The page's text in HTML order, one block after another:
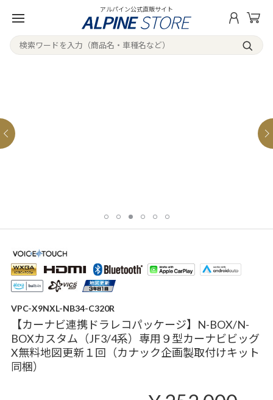
アルパイン公式直販サイト
VPC-X9NXL-NB34-C320R
【カーナビ連携ドラレコパッケージ】N-BOX/N-
BOXカスタム（JF3/4系）専用９型カーナビビッグ
X無料地図更新１回（カナック企画製取付けキット
同梱）